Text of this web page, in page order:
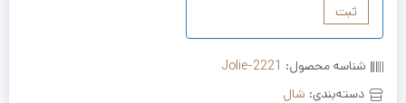
ثبت
شناسه محصول: Jolie-2221
دسته‌بندی: شال